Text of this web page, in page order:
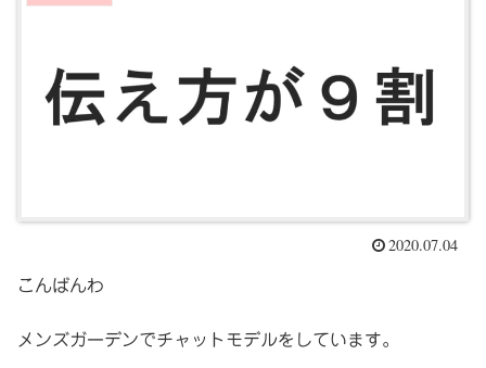
2020.07.04
こんばんわ
メンズガーデンでチャットモデルをしています。